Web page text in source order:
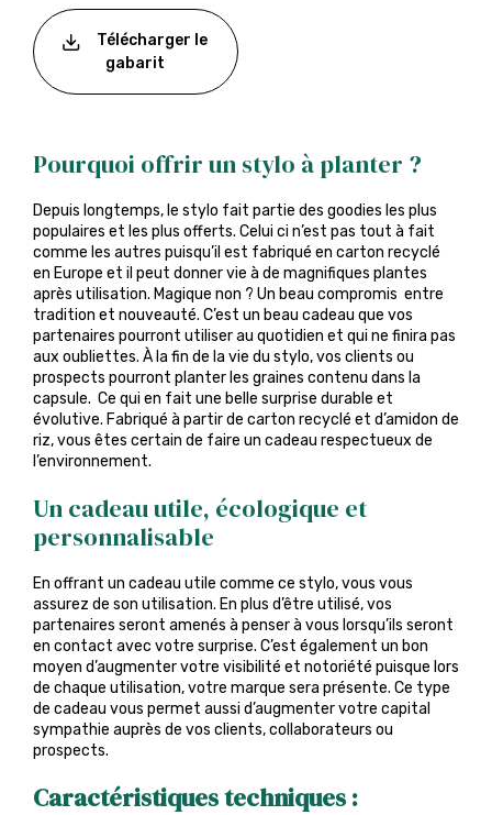
Télécharger le
gabarit
Pourquoi offrir un stylo à planter ?
Depuis longtemps, le stylo fait partie des goodies les plus
populaires et les plus offerts. Celui ci n’est pas tout à fait
comme les autres puisqu’il est fabriqué en carton recyclé
en Europe et il peut donner vie à de magnifiques plantes
après utilisation. Magique non ? Un beau compromis entre
tradition et nouveauté. C’est un beau cadeau que vos
partenaires pourront utiliser au quotidien et qui ne finira pas
aux oubliettes. À la fin de la vie du stylo, vos clients ou
prospects pourront planter les graines contenu dans la
capsule. Ce qui en fait une belle surprise durable et
évolutive. Fabriqué à partir de carton recyclé et d’amidon de
riz, vous êtes certain de faire un cadeau respectueux de
l’environnement.
Un cadeau utile, écologique et
personnalisable
En offrant un cadeau utile comme ce stylo, vous vous
assurez de son utilisation. En plus d’être utilisé, vos
partenaires seront amenés à penser à vous lorsqu’ils seront
en contact avec votre surprise. C’est également un bon
moyen d’augmenter votre visibilité et notoriété puisque lors
de chaque utilisation, votre marque sera présente. Ce type
de cadeau vous permet aussi d’augmenter votre capital
sympathie auprès de vos clients, collaborateurs ou
prospects.
Caractéristiques techniques :